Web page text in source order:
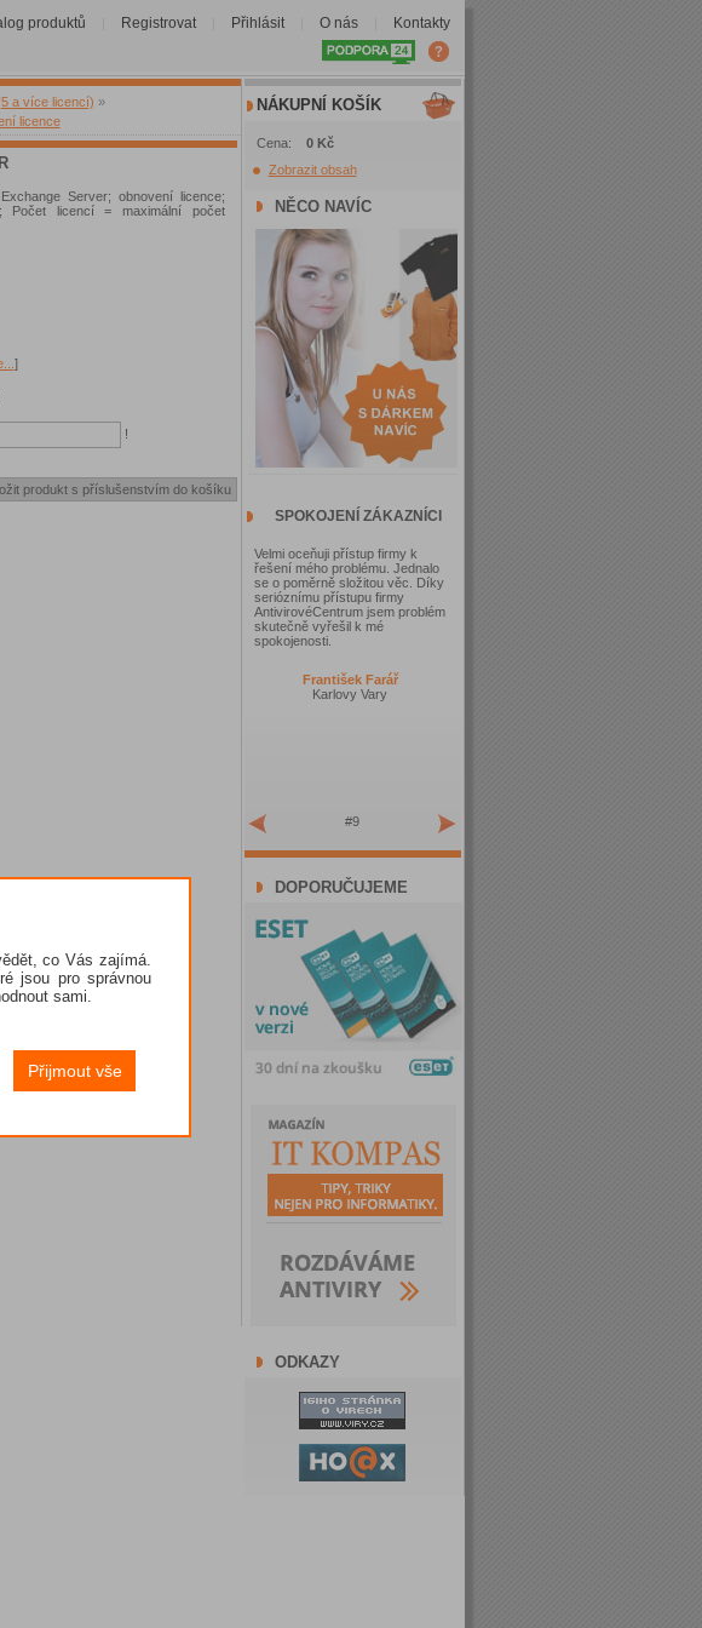
produktů Registrovat Přihlásit O nás Kontakty
a více licencí) »
licence
Server; obnovení licence;
licencí = maximální počet
]
!
NÁKUPNÍ KOŠÍK
Cena: 0 Kč
Zobrazit obsah
NĚCO NAVÍC
SPOKOJENÍ ZÁKAZNÍCI
Velmi oceňuji přístup firmy k
řešení mého problému. Jednalo
se o poměrně složitou věc. Díky
serióznímu přístupu firmy
AntivirovéCentrum jsem problém
skutečně vyřešil k mé
spokojenosti.
František Farář
Karlovy Vary
#9
DOPORUČUJEME
ODKAZY
co Vás zajímá.
jsou pro správnou
sami.
Přijmout vše